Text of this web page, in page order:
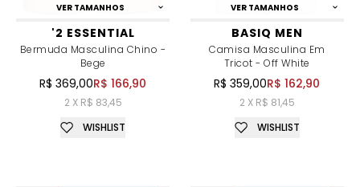
VER TAMANHOS
'2 ESSENTIAL
Bermuda Masculina Chino -
Bege
R$ 369,00R$ 166,90
2 X R$ 83,45
WISHLIST
VER TAMANHOS
BASIQ MEN
Camisa Masculina Em
Tricot - Off White
R$ 359,00R$ 162,90
2 X R$ 81,45
WISHLIST